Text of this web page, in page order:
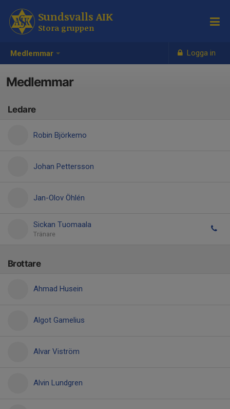
Medlemmar Logga in
Sundsvalls AIK
Stora gruppen
Medlemmar
Ledare
Robin Björkemo
Johan Pettersson
Jan-Olov Öhlén
Sickan Tuomaala
Tränare
Brottare
Ahmad Husein
Algot Gamelius
Alvar Viström
Alvin Lundgren